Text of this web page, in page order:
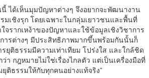
นี้ ได้เห็นมุมปัญหาต่างๆ จึงอยากจะพัฒนางาน
เชิงรุก โดยเฉพาะในกลุ่มเยาวชนและพื้นที่
ใจรากเหง้าของปัญหาและใช้ข้อมูลเชิงวิชาการ
ารต่างๆ มีประสิทธิภาพมากขึ้นพร้อมกันนั้นก็
ยุติธรรมมีความเท่าเทียม โปร่งใส และใกล้ชิด
า กฎหมายไม่ใช่เรื่องไกลตัว แต่เป็นเครื่องมือที่
ติธรรมให้กับทุกคนอย่างแท้จริง”